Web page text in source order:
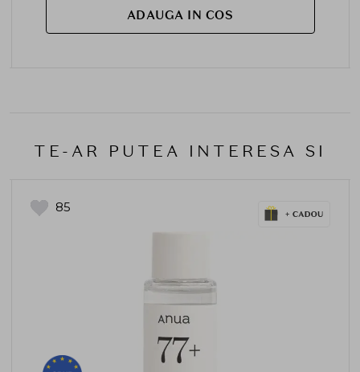
ADAUGA IN COS
TE-AR PUTEA INTERESA SI
85